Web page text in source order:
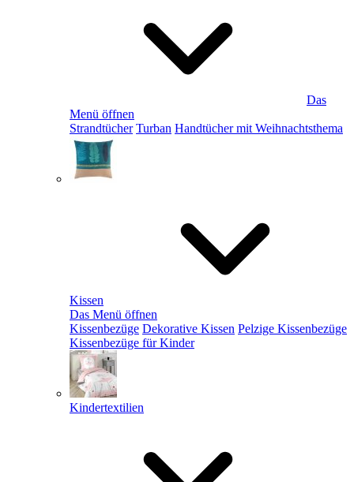
Das
Menü öffnen
Strandtücher Turban Handtücher mit Weihnachtsthema
Kissen
Das Menü öffnen
Kissenbezüge Dekorative Kissen Pelzige Kissenbezüge
Kissenbezüge für Kinder
Kindertextilien